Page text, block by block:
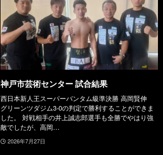
神戸市芸術センター 試合結果
西日本新人王スーパーバンタム級準決勝 高岡賢伸
グリーンツダジム3-0の判定で勝利することができま
した。 対戦相手の井上誠志郎選手も全勝でやはり強
敵でしたが、高岡…
2026年7月27日